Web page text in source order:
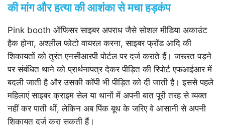
की मांग और हत्या की आशंका से मचा हड़कंप
Pink booth ऑफिसर साइबर अपराध जैसे सोशल मीडिया अकाउंट
हैक होना, अश्लील फोटो वायरल करना, साइबर फ्रॉड आदि की
शिकायतों को तुरंत एनसीआरपी पोर्टल पर दर्ज कराते हैं। जरूरत पड़ने
पर संबंधित थाने को प्रार्थनापत्र देकर पीड़ित की रिपोर्ट एफआईआर में
बदली जाती है और उसकी कॉपी भी पीड़ित को दी जाती है। इससे पहले
महिलाएं साइबर क्राइम सेल या थानों में अपनी बात पूरी तरह से व्यक्त
नहीं कर पाती थीं, लेकिन अब पिंक बूथ के जरिए वे आसानी से अपनी
शिकायत दर्ज करा सकती हैं।